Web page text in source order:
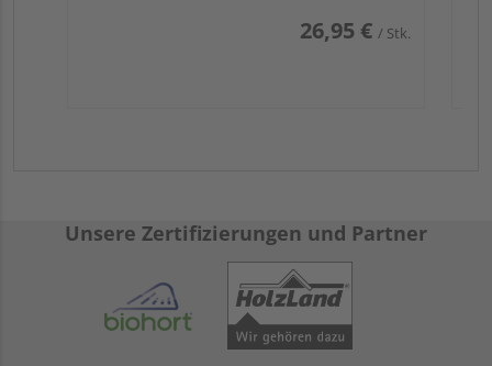
26,95 € / Stk.
Unsere Zertifizierungen und Partner